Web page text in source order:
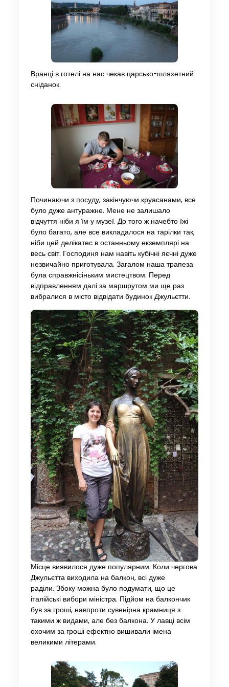
Вранці в готелі на нас чекав царсько-шляхетний
сніданок.
Починаючи з посуду, закінчуючи круасанами, все
було дуже антуражне. Мене не залишало
відчуття ніби я їм у музеї. До того ж начебто їжі
було багато, але все викладалося на тарілки так,
ніби цей делікатес в останньому екземплярі на
весь світ. Господиня нам навіть кубічні яєчні дуже
незвичайно приготувала. Загалом наша трапеза
була справжнісіньким мистецтвом. Перед
відправленням далі за маршрутом ми ще раз
вибралися в місто відвідати будинок Джульєтти.
Місце виявилося дуже популярним. Коли чергова
Джульєтта виходила на балкон, всі дуже
раділи. Збоку можна було подумати, що це
італійські вибори міністра. Підйом на балкончик
був за гроші, навпроти сувенірна крамниця з
такими ж видами, але без балкона. У лавці всім
охочим за гроші ефектно вишивали імена
великими літерами.